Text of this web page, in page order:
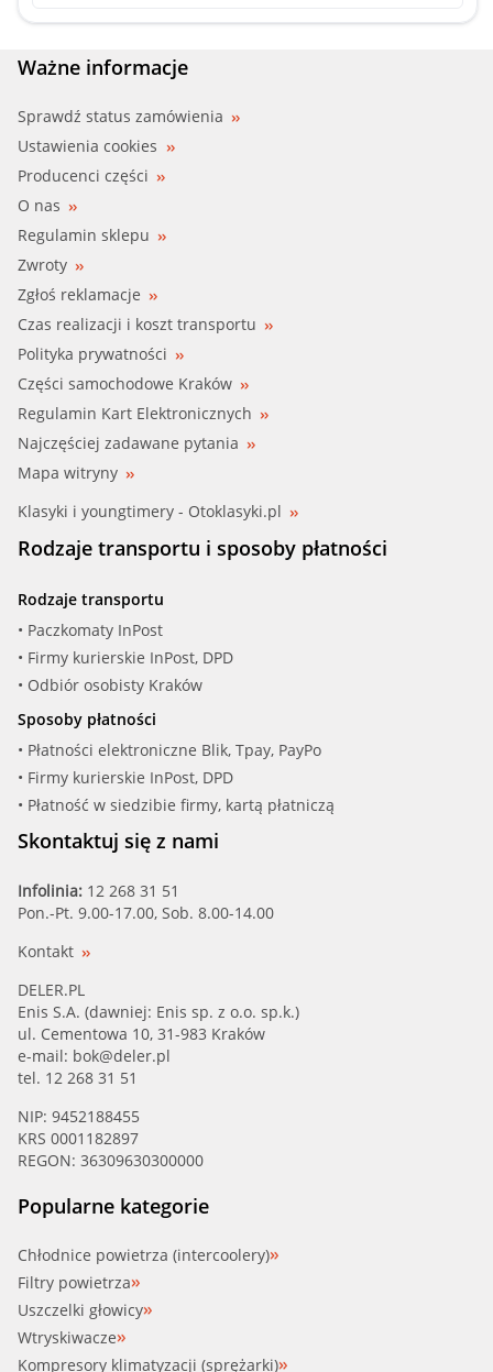
Ważne informacje
Sprawdź status zamówienia
Ustawienia cookies
Producenci części
O nas
Regulamin sklepu
Zwroty
Zgłoś reklamacje
Czas realizacji i koszt transportu
Polityka prywatności
Części samochodowe Kraków
Regulamin Kart Elektronicznych
Najczęściej zadawane pytania
Mapa witryny
Klasyki i youngtimery - Otoklasyki.pl
Rodzaje transportu i sposoby płatności
Rodzaje transportu
• Paczkomaty InPost
• Firmy kurierskie InPost, DPD
• Odbiór osobisty Kraków
Sposoby płatności
• Płatności elektroniczne Blik, Tpay, PayPo
• Firmy kurierskie InPost, DPD
• Płatność w siedzibie firmy, kartą płatniczą
Skontaktuj się z nami
Infolinia: 12 268 31 51
Pon.-Pt. 9.00-17.00, Sob. 8.00-14.00
Kontakt
DELER.PL
Enis S.A. (dawniej: Enis sp. z o.o. sp.k.)
ul. Cementowa 10, 31-983 Kraków
e-mail: bok@deler.pl
tel. 12 268 31 51
NIP: 9452188455
KRS 0001182897
REGON: 36309630300000
Popularne kategorie
Chłodnice powietrza (intercoolery)
Filtry powietrza
Uszczelki głowicy
Wtryskiwacze
Kompresory klimatyzacji (sprężarki)